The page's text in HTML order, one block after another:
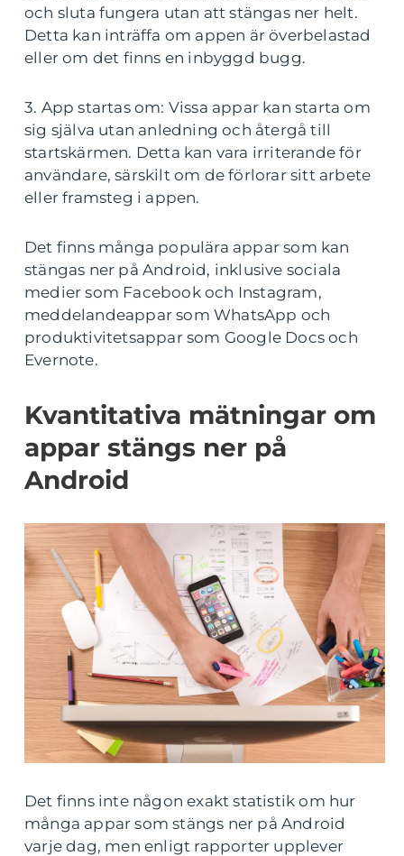
och sluta fungera utan att stängas ner helt.
Detta kan inträffa om appen är överbelastad
eller om det finns en inbyggd bugg.
3. App startas om: Vissa appar kan starta om
sig själva utan anledning och återgå till
startskärmen. Detta kan vara irriterande för
användare, särskilt om de förlorar sitt arbete
eller framsteg i appen.
Det finns många populära appar som kan
stängas ner på Android, inklusive sociala
medier som Facebook och Instagram,
meddelandeappar som WhatsApp och
produktivitetsappar som Google Docs och
Evernote.
Kvantitativa mätningar om
appar stängs ner på
Android
Det finns inte någon exakt statistik om hur
många appar som stängs ner på Android
varje dag, men enligt rapporter upplever